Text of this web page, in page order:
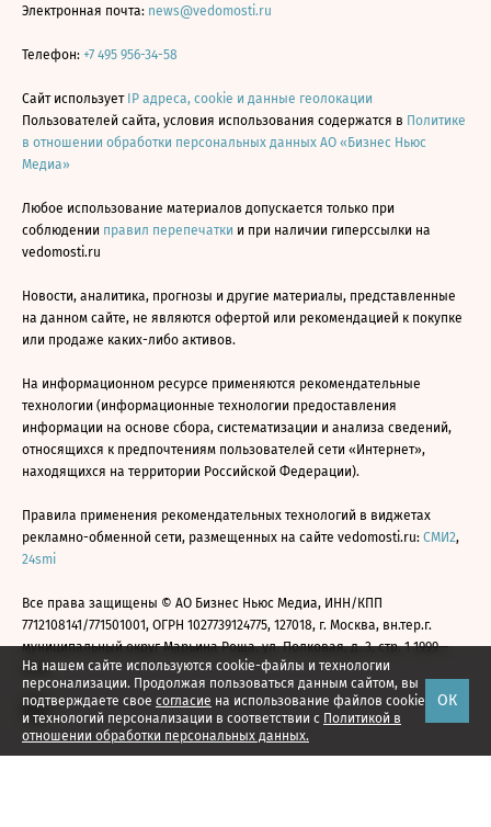
На нашем сайте используются cookie-файлы и технологии
персонализации. Продолжая пользоваться данным сайтом, вы
подтверждаете свое согласие на использование файлов cookie
и технологий персонализации в соответствии с Политикой в
отношении обработки персональных данных.
ОК
Электронная почта: news@vedomosti.ru
Телефон: +7 495 956-34-58
Сайт использует IP адреса, cookie и данные геолокации
Пользователей сайта, условия использования содержатся в Политике
в отношении обработки персональных данных АО «Бизнес Ньюс
Медиа»
Любое использование материалов допускается только при
соблюдении правил перепечатки и при наличии гиперссылки на
vedomosti.ru
Новости, аналитика, прогнозы и другие материалы, представленные
на данном сайте, не являются офертой или рекомендацией к покупке
или продаже каких-либо активов.
На информационном ресурсе применяются рекомендательные
технологии (информационные технологии предоставления
информации на основе сбора, систематизации и анализа сведений,
относящихся к предпочтениям пользователей сети «Интернет»,
находящихся на территории Российской Федерации).
Правила применения рекомендательных технологий в виджетах
рекламно-обменной сети, размещенных на сайте vedomosti.ru: СМИ2,
24smi
Все права защищены © АО Бизнес Ньюс Медиа, ИНН/КПП
7712108141/771501001, ОГРН 1027739124775, 127018, г. Москва, вн.тер.г.
муниципальный округ Марьина Роща, ул. Полковая, д. 3, стр. 1 1999—
2026